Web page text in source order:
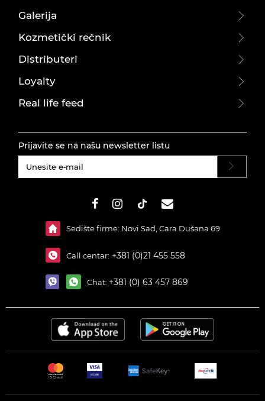
Galerija
Kozmetički rečnik
Distributeri
Loyalty
Real life feed
Prijavite se na našu newsletter listu
Sedište firme: Novi Sad, Cara Dušana 69
Call centar: +381 (0)21 455 558
Chat: +381 (0) 63 457 869